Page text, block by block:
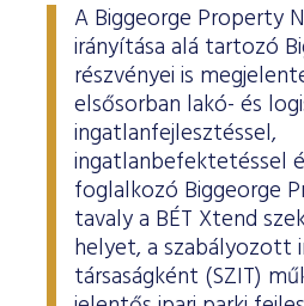
A Biggeorge Property
irányítása alá tartozó
részvényei is
elsősorban lakó- és
ingatlanfejlesztéssel,
ingatlanbefektetéssel
foglalkozó Biggeorge
tavaly a BÉT Xtend
helyet, a szabályozott
társaságként (SZIT)